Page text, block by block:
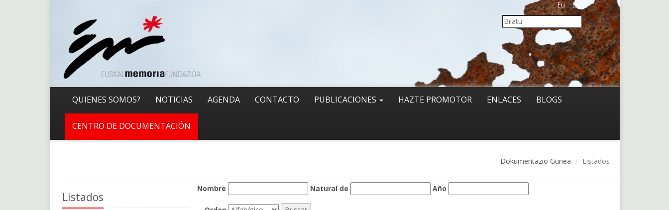
Eu Es
QUIENES SOMOS? NOTICIAS AGENDA CONTACTO PUBLICACIONES HAZTE PROMOTOR ENLACES BLOGS
CENTRO DE DOCUMENTACIÓN
Dokumentazio Gunea Listados
Listados
Nombre Natural de Año